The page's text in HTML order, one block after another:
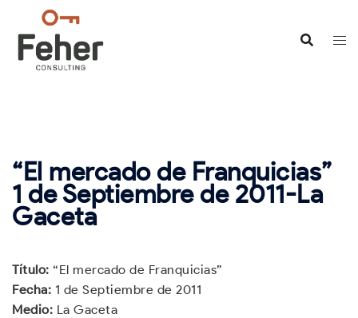
contenido
“El mercado de Franquicias”
1 de Septiembre de 2011-La
Gaceta
Título: “El mercado de Franquicias”
Fecha: 1 de Septiembre de 2011
Medio: La Gaceta